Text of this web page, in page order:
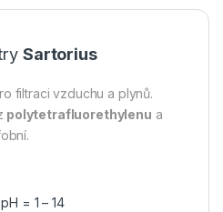
Sartorius
filtraci vzduchu a plynů.
polytetrafluorethylenu a
= 1 – 14